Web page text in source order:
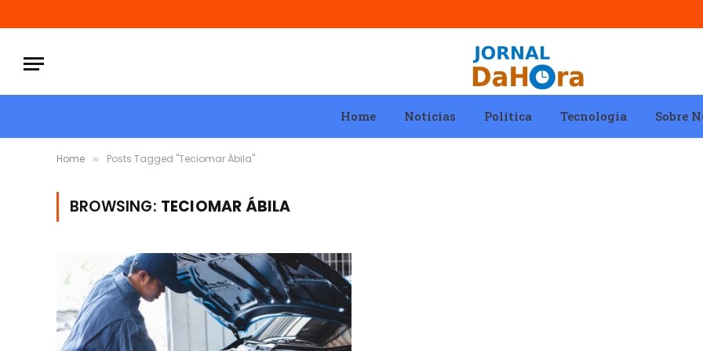
Home Notícias Política Tecnologia Sobre
Home » Posts Tagged "Teciomar Ábila"
BROWSING: TECIOMAR ÁBILA